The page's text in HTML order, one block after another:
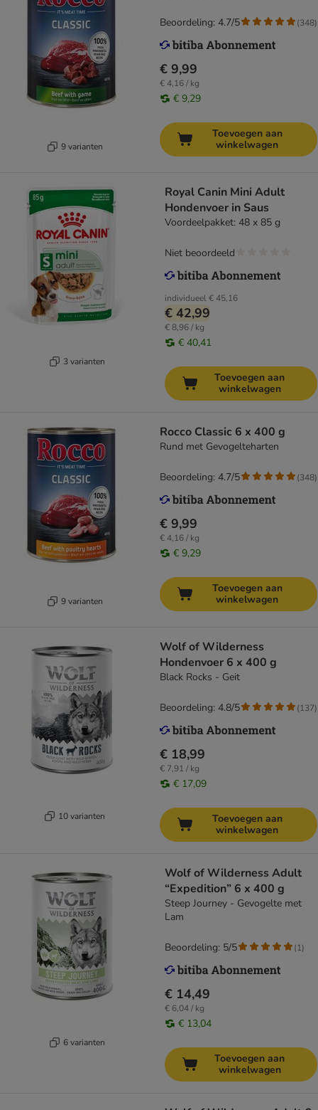
9 varianten
€ 9,99
€ 4,16 / kg
€ 9,29
Beoordeling: 4.7/5 (348)
Toevoegen aan
winkelwagen
3 varianten
Royal Canin Mini Adult
Hondenvoer in Saus
Voordeelpakket: 48 x 85 g
individueel€ 45,16
€ 42,99
€ 8,96 / kg
€ 40,41
Niet beoordeeld
Toevoegen aan
winkelwagen
9 varianten
Rocco Classic 6 x 400 g
Rund met Gevogelteharten
€ 9,99
€ 4,16 / kg
€ 9,29
Beoordeling: 4.7/5 (348)
Toevoegen aan
winkelwagen
10 varianten
Wolf of Wilderness
Hondenvoer 6 x 400 g
Black Rocks - Geit
€ 18,99
€ 7,91 / kg
€ 17,09
Beoordeling: 4.8/5 (137)
Toevoegen aan
winkelwagen
6 varianten
Wolf of Wilderness Adult
“Expedition” 6 x 400 g
Steep Journey - Gevogelte met
Lam
€ 14,49
€ 6,04 / kg
€ 13,04
Beoordeling: 5/5 (1)
Toevoegen aan
winkelwagen